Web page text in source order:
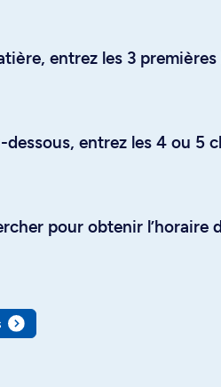
entrez les 3
dessous, entrez les 4 ou 5
pour obtenir